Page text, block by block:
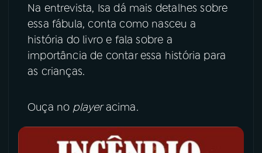
ACOMPANHE A RÁDIO MEC
YouTube Facebook
Instagram
Na entrevista, Isa dá mais detalhes sobre
essa fábula, conta como nasceu a
história do livro e fala sobre a
importância de contar essa história para
as crianças.
Ouça no playeracima.